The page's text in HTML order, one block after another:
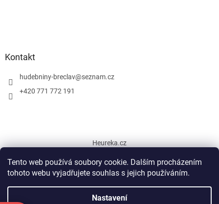
Tento web používá soubory cookie. Dalším procházením
tohoto webu vyjadřujete souhlas s jejich používáním.
Nastavení
Kontakt
hudebniny-breclav@seznam.cz
+420 771 772 191
Heureka.cz